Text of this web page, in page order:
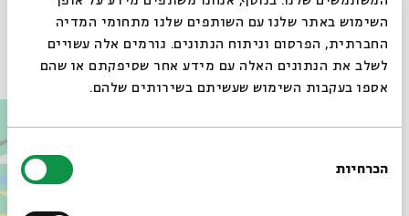
השימוש באתר שלנו עם השותפים שלנו מתחומי המדיה
החברתית, הפרסום וניתוח הנתונים. גורמים אלה עשויים
לשלב את הנתונים האלה עם מידע אחר שסיפקתם או שהם
אספו בעקבות השימוש שעשיתם בשירותים שלהם.
הסכמה
הכרחיות
עוד בבית אבי חי
סגור